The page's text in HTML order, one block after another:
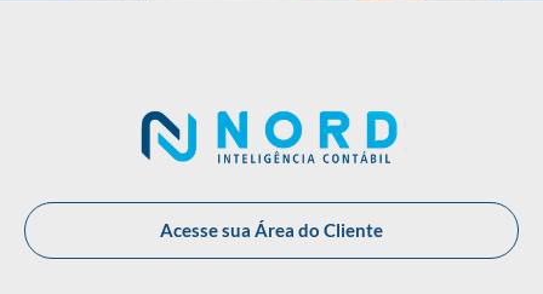
Acesse sua Área do Cliente